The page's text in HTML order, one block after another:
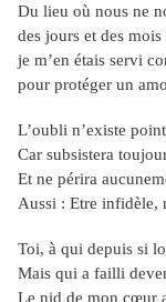
Du lieu où nous ne
des jours et des
je m’en étais servi
pour protéger un
L’oubli n’existe
Car subsistera
Et ne périra
Aussi : Etre infidèle,
Toi, à qui depuis si
Mais qui a failli
Le nid de mon cœur